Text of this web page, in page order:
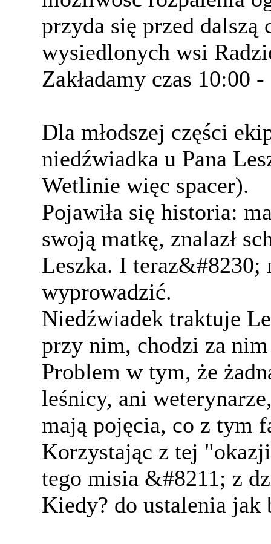
przyda się przed dalszą
wysiedlonych wsi
Zakładamy czas 10:00
Dla młodszej części
niedźwiadka u Pana
Wetlinie więc spacer).
Pojawiła się historia:
swoją matkę, znalazł
Leszka. I teraz&#8230;
wyprowadzić.
Niedźwiadek traktuje
przy nim, chodzi za
Problem w tym, że
leśnicy, ani
mają pojęcia, co z tym
Korzystając z tej
tego misia &#8211; z
Kiedy? do ustalenia jak